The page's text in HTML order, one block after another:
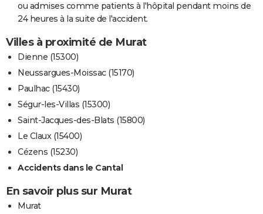
ou admises comme patients à l'hôpital pendant moins de
24 heures à la suite de l'accident.
Villes à proximité de Murat
Dienne (15300)
Neussargues-Moissac (15170)
Paulhac (15430)
Ségur-les-Villas (15300)
Saint-Jacques-des-Blats (15800)
Le Claux (15400)
Cézens (15230)
Accidents dans le Cantal
En savoir plus sur Murat
Murat